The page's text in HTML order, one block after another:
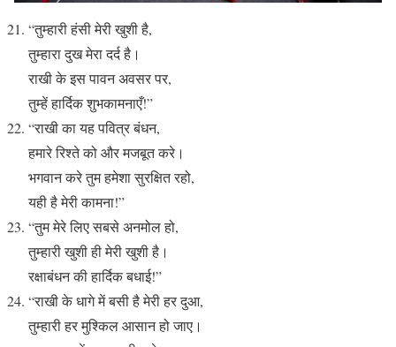
“तुम्हारी हंसी मेरी खुशी है,
तुम्हारा दुख मेरा दर्द है।
राखी के इस पावन अवसर पर,
तुम्हें हार्दिक शुभकामनाएँ!”
“राखी का यह पवित्र बंधन,
हमारे रिश्ते को और मजबूत करे।
भगवान करे तुम हमेशा सुरक्षित रहो,
यही है मेरी कामना!”
“तुम मेरे लिए सबसे अनमोल हो,
तुम्हारी खुशी ही मेरी खुशी है।
रक्षाबंधन की हार्दिक बधाई!”
“राखी के धागे में बसी है मेरी हर दुआ,
तुम्हारी हर मुश्किल आसान हो जाए।